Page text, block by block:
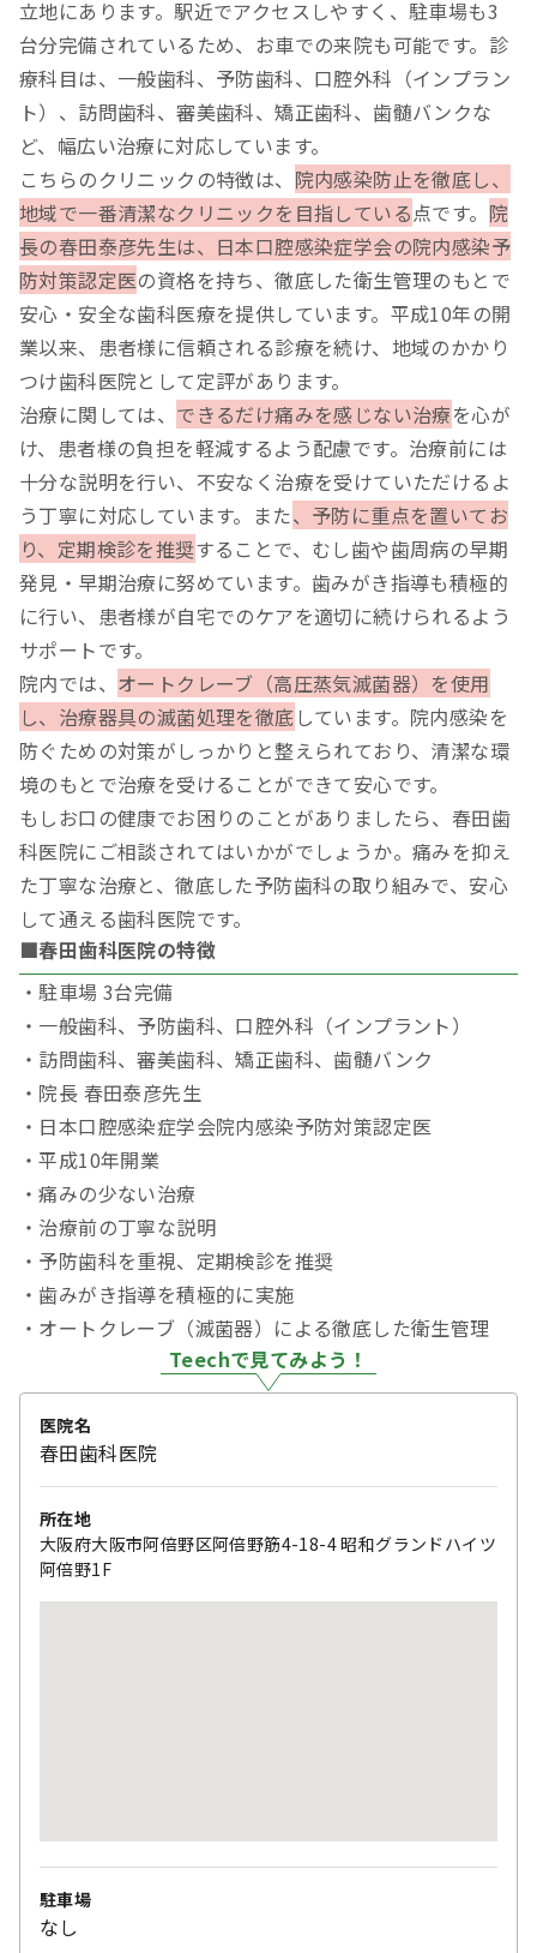
立地にあります。駅近でアクセスしやすく、駐車場も3
台分完備されているため、お車での来院も可能です。診
療科目は、一般歯科、予防歯科、口腔外科（インプラン
ト）、訪問歯科、審美歯科、矯正歯科、歯髄バンクな
ど、幅広い治療に対応しています。
こちらのクリニックの特徴は、 院内感染防止を徹底し、
地域で一番清潔なクリニックを目指している点です。 院
長の春田泰彦先生は、日本口腔感染症学会の院内感染予
防対策認定医の資格を持ち、徹底した衛生管理のもとで
安心・安全な歯科医療を提供しています。平成10年の開
業以来、患者様に信頼される診療を続け、地域のかかり
つけ歯科医院として定評があります。
治療に関しては、 できるだけ痛みを感じない治療を心が
け、患者様の負担を軽減するよう配慮です。治療前には
十分な説明を行い、不安なく治療を受けていただけるよ
う丁寧に対応しています。また、予防に重点を置いてお
り、定期検診を推奨することで、むし歯や歯周病の早期
発見・早期治療に努めています。歯みがき指導も積極的
に行い、患者様が自宅でのケアを適切に続けられるよう
サポートです。
院内では、 オートクレーブ（高圧蒸気滅菌器）を使用
し、治療器具の滅菌処理を徹底 しています。院内感染を
防ぐための対策がしっかりと整えられており、清潔な環
境のもとで治療を受けることができて安心です。
もしお口の健康でお困りのことがありましたら、春田歯
科医院にご相談されてはいかがでしょうか。痛みを抑え
た丁寧な治療と、徹底した予防歯科の取り組みで、安心
して通える歯科医院です。
■春田歯科医院の特徴
・駐車場 3台完備
・一般歯科、予防歯科、口腔外科（インプラント）
・訪問歯科、審美歯科、矯正歯科、歯髄バンク
・院長 春田泰彦先生
・日本口腔感染症学会院内感染予防対策認定医
・平成10年開業
・痛みの少ない治療
・治療前の丁寧な説明
・予防歯科を重視、定期検診を推奨
・歯みがき指導を積極的に実施
・オートクレーブ（滅菌器）による徹底した衛生管理
Teechで見てみよう！
医院名
春田歯科医院
所在地
大阪府大阪市阿倍野区阿倍野筋4-18-4 昭和グランドハイツ
阿倍野1F
駐車場
なし